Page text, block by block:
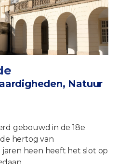
Natuur
gebouwd in de 18e
hertog van
heen heeft het slot op